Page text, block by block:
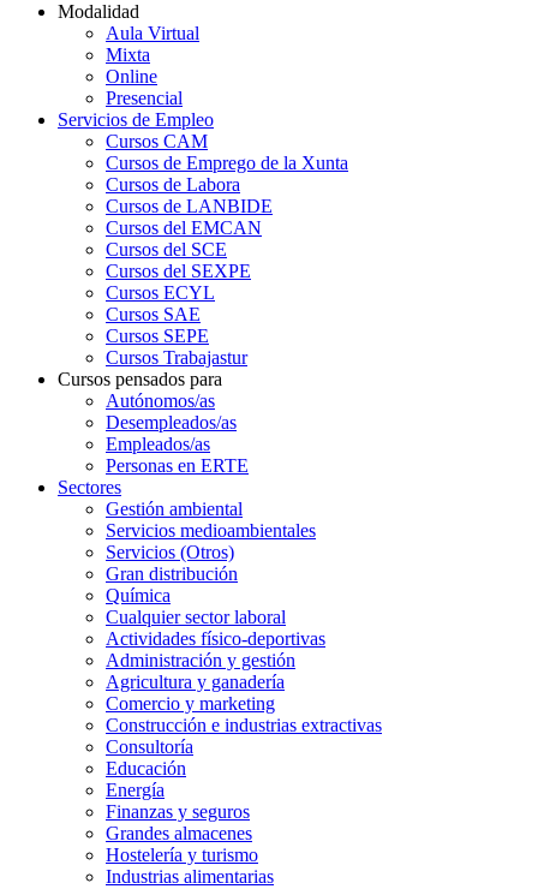
Modalidad
Aula Virtual
Mixta
Online
Presencial
Servicios de Empleo
Cursos CAM
Cursos de Emprego de la Xunta
Cursos de Labora
Cursos de LANBIDE
Cursos del EMCAN
Cursos del SCE
Cursos del SEXPE
Cursos ECYL
Cursos SAE
Cursos SEPE
Cursos Trabajastur
Cursos pensados para
Autónomos/as
Desempleados/as
Empleados/as
Personas en ERTE
Sectores
Gestión ambiental
Servicios medioambientales
Servicios (Otros)
Gran distribución
Química
Cualquier sector laboral
Actividades físico-deportivas
Administración y gestión
Agricultura y ganadería
Comercio y marketing
Construcción e industrias extractivas
Consultoría
Educación
Energía
Finanzas y seguros
Grandes almacenes
Hostelería y turismo
Industrias alimentarias